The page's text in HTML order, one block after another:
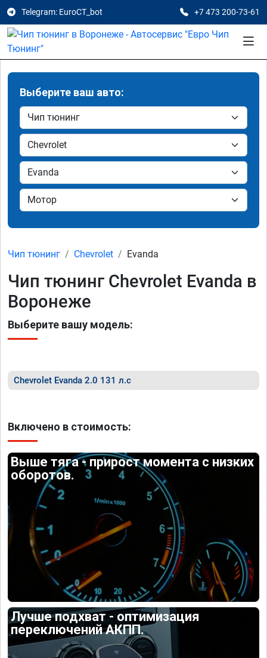
Telegram: EuroCT_bot +7 473 200-73-61
Выберите ваш авто:
Чип тюнинг Chevrolet Evanda
Чип тюнинг Chevrolet Evanda в
Воронеже
Выберите вашу модель:
Chevrolet Evanda 2.0 131 л.с
Включено в стоимость:
Выше тяга - прирост момента с низких
оборотов.
Лучше подхват - оптимизация
переключений АКПП.